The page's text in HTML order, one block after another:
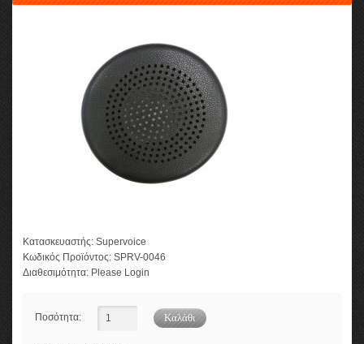
Κατασκευαστής: Supervoice
Κωδικός Προϊόντος: SPRV-0046
Διαθεσιμότητα: Please Login
Ποσότητα: